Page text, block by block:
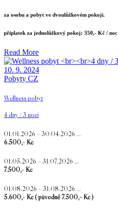
za osobu a pobyt ve dvoulůžkovém pokoji.
příplatek za jednolůžkový pokoj: 350,- Kč / noc
Read More
10. 9. 2024
Pobyty CZ
Wellness pobyt
4 dny / 3 noci
01.01.2026 – 30.04.2026 …
6.500,- Kč
01.05.2026 – 31.07.2026 …
7.500,- Kč
01.08.2026 – 31.08.2026 …
5.600,- Kč ( původně 7.500,- Kč )